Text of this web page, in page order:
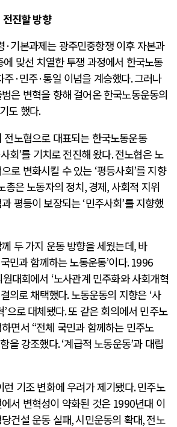
진할 방향
·기본과제는 광주민중항쟁 이후 자본과
맞선 치열한 투쟁 과정에서 한국노동
주·민주·통일 이념을 계승했다.그러나
은 변혁을 향해 걸어온 한국노동운동의
도 했다.
전노협으로 대표되는 한국노동운동
회’를 기치로 전진해 왔다.전노협은 노
로 변화시킬 수 있는 ‘평등사회’를 지향
총은 노동자의 정치,경제,사회적 지위
평등이 보장되는‘민주사회’를 지향했
두 가지 운동 방향을 세웠는데,바
국민과 함께하는 노동운동’이다. 1996
대회에서 ‘노사관계 민주화와 사회개혁
의로 채택했다.노동운동의 지향은 ‘사
’으로 대체됐다.또 같은 회의에서 민주노
면서 “전체 국민과 함께하는 민주노
을 강조했다. ‘계급적 노동운동’과 대립
런 기조 변화에 우려가 제기됐다.민주노
서 변혁성이 약화된 것은 1990년대 이
건설 운동 실패,시민운동의 확대,전노